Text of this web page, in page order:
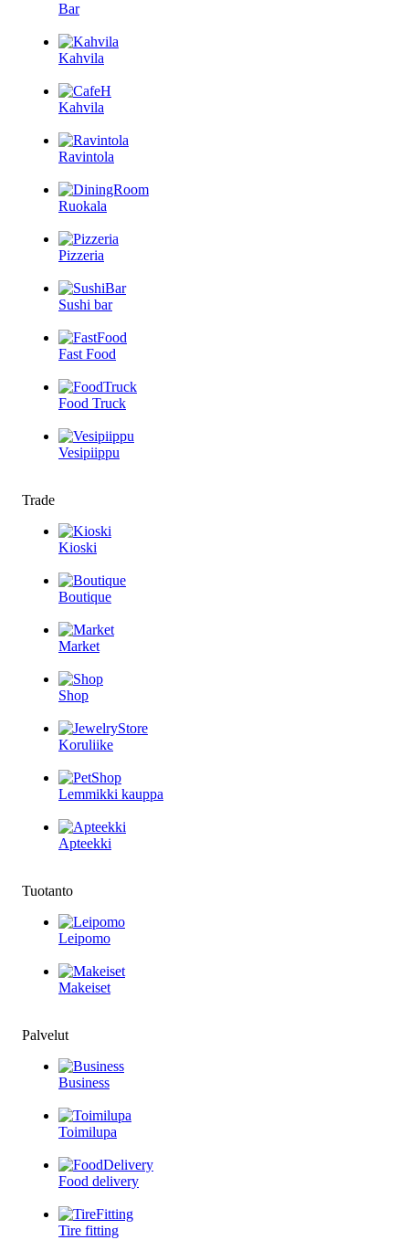
Bar
Kahvila
Kahvila
Ravintola
Ruokala
Pizzeria
Sushi bar
Fast Food
Food Truck
Vesipiippu
Trade
Kioski
Boutique
Market
Shop
Koruliike
Lemmikki kauppa
Apteekki
Tuotanto
Leipomo
Makeiset
Palvelut
Business
Toimilupa
Food delivery
Tire fitting